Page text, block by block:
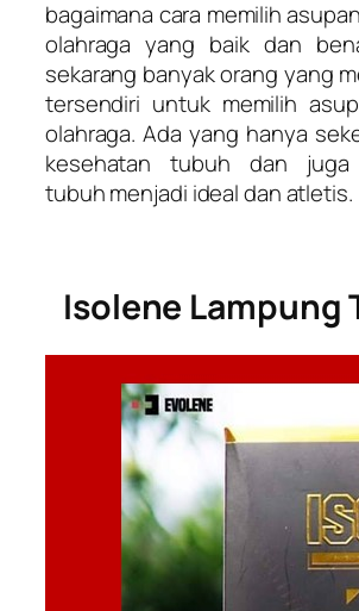
bagaimana cara memilih
olahraga yang baik dan
sekarang banyak orang yang
tersendiri untuk memilih
olahraga. Ada yang hanya
kesehatan tubuh dan juga
tubuh menjadi ideal dan atletis.
Isolene Lampung